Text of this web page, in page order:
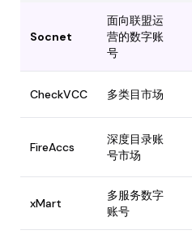
Socnet
面向联盟运
营的数字账
号
CheckVCC 多类目市场
FireAccs
深度目录账
号市场
xMart
多服务数字
账号